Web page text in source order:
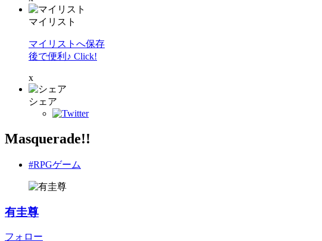
マイリスト
マイリストへ保存
後で便利♪ Click!
x
シェア
Masquerade!!
#RPGゲーム
有圭尊
フォロー